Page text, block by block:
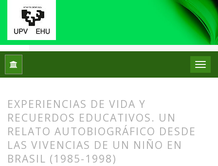
Inicio Núm. 22 (2019): Monográfico: Historias de
EXPERIENCIAS DE VIDA Y
RECUERDOS EDUCATIVOS. UN
RELATO AUTOBIOGRÁFICO DESDE
LAS VIVENCIAS DE UN NIÑO EN
BRASIL (1985-1998)